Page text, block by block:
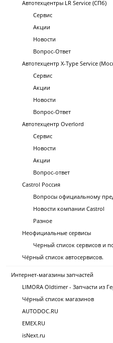
Автотехцентры LR Service (СПб)
Сервис
Акции
Новости
Вопрос-Ответ
Автотехцентр X-Type Service
Сервис
Акции
Новости
Вопрос-Ответ
Автотехцентр Overlord
Сервис
Новости
Акции
Вопрос-ответ
Castrol Россия
Вопросы официальному
Новости компании Castrol
Разное
Неофициальные сервисы
Черный список сервисов и
Чёрный список автосервисов.
Интернет-магазины запчастей
LIMORA Oldtimer - Запчасти из
Чёрный список магазинов
AUTODOC.RU
EMEX.RU
isNext.ru